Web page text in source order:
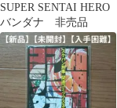
SUPER SENTAI HERO
バンダナ 非売品